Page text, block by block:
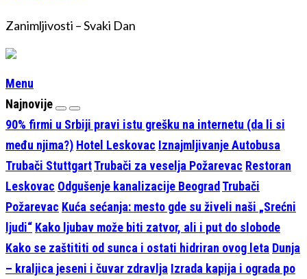
Zanimljivosti – Svaki Dan
Menu
Najnovije
90% firmi u Srbiji pravi istu grešku na internetu (da li si
među njima?) Hotel Leskovac Iznajmljivanje Autobusa
Trubači StuttgartTrubači za veselja Požarevac Restoran
Leskovac Odgušenje kanalizacije Beograd Trubači
Požarevac Kuća sećanja: mesto gde su živeli naši „Srećni
ljudi“ Kako ljubav može biti zatvor, ali i put do slobode
Kako se zaštititi od sunca i ostati hidriran ovog leta Dunja
– kraljica jeseni i čuvar zdravlja Izrada kapija i ograda po